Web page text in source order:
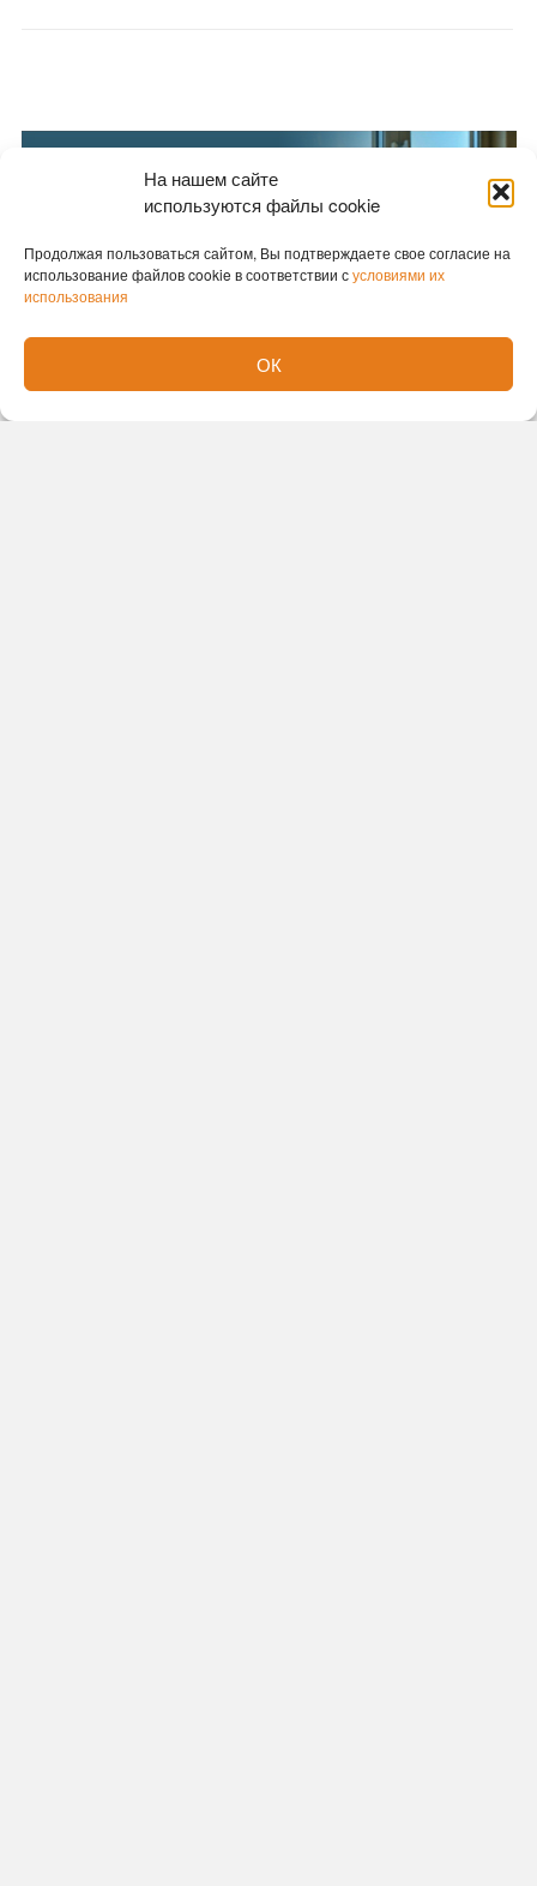
На нашем сайте
используются файлы cookie
Продолжая пользоваться сайтом, Вы подтверждаете свое согласие на
использование файлов cookie в соответствии сусловиями их
использования
ОК